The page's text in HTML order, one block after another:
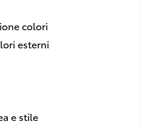
colori
esterni
e stile